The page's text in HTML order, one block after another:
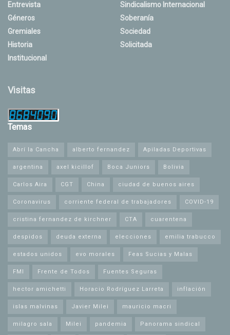
Entrevista
Géneros
Gremiales
Historia
Institucional
Sindicalismo Internacional
Soberanía
Sociedad
Solicitada
Visitas
Temas
Abrí la Cancha alberto fernandez Apiladas Deportivas
argentina axel kicillof Boca Juniors Bolivia
Carlos Aira CGT China ciudad de buenos aires
Coronavirus corriente federal de trabajadores COVID-19
cristina fernandez de kirchner CTA cuarentena
despidos deuda externa elecciones emilia trabucco
estados unidos evo morales Feas Sucias y Malas
FMI Frente de Todos Fuentes Seguras
hector amichetti Horacio Rodríguez Larreta inflación
islas malvinas Javier Milei mauricio macri
milagro sala Milei pandemia Panorama sindical